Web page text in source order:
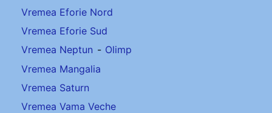
Vremea Eforie Nord
Vremea Eforie Sud
Vremea Neptun - Olimp
Vremea Mangalia
Vremea Saturn
Vremea Vama Veche